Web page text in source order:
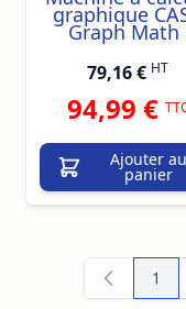
graphique
Graph Math
79,16 € HT
94,99 €
Ajouter au
panier
1